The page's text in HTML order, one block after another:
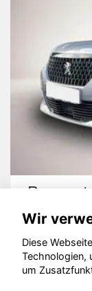
©
Wir
Diese
Technologien,
um